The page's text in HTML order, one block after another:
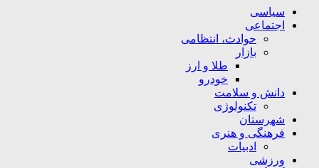
سیاسی
اجتماعی
حوادث، انتظامی
بازار
طلا و ارز
خودرو
دانش و سلامت
تکنولوژی
شهرستان
فرهنگی و هنری
ادبیات
ورزشی